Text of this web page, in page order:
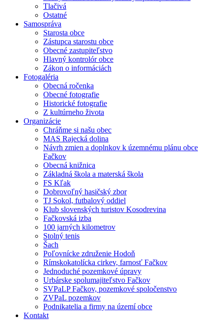
Tlačivá
Ostatné
Samospráva
Starosta obce
Zástupca starostu obce
Obecné zastupiteľstvo
Hlavný kontrolór obce
Zákon o informáciách
Fotogaléria
Obecná ročenka
Obecné fotografie
Historické fotografie
Z kultúrneho života
Organizácie
Chráňme si našu obec
MAS Rajecká dolina
Návrh zmien a doplnkov k územnému plánu obce
Fačkov
Obecná knižnica
Základná škola a materská škola
FS Kľak
Dobrovoľný hasičský zbor
TJ Sokol, futbalový oddiel
Klub slovenských turistov Kosodrevina
Fačkovská izba
100 jarných kilometrov
Stolný tenis
Šach
Poľovnícke združenie Hodoň
Rímskokatolícka cirkev, farnosť Fačkov
Jednoduché pozemkové úpravy
Urbárske spolumajiteľstvo Fačkov
SVPaLP Fačkov, pozemkové spoločenstvo
ZVPaL pozemkov
Podnikatelia a firmy na území obce
Kontakt